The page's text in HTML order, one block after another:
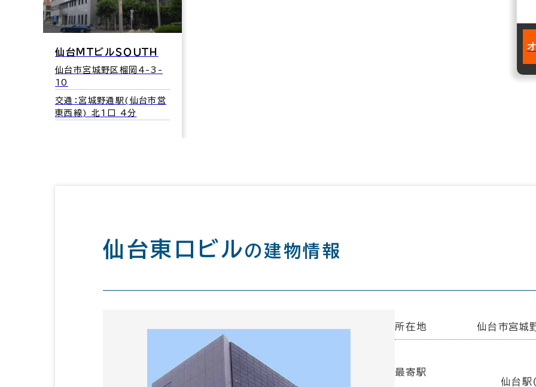
仙台ＭＴビルＳＯＵＴＨ
仙台市宮城野区榴岡4-3-
10
交通：宮城野通駅(仙台市営
東西線) 北1口 4分
仙台東口ビルの建物情報
所在地 仙台市宮
最寄駅
仙台